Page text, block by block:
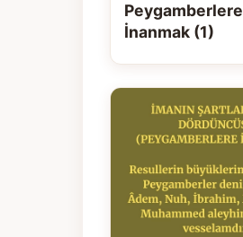
Peygamberlere
İnanmak (1)